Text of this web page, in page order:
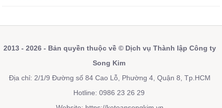
2013 - 2026 - Bản quyền thuộc về © Dịch vụ Thành lập Công ty
Song Kim
Địa chỉ: 2/1/9 Đường số 84 Cao Lỗ, Phường 4, Quận 8, Tp.HCM
Hotline: 0986 23 26 29